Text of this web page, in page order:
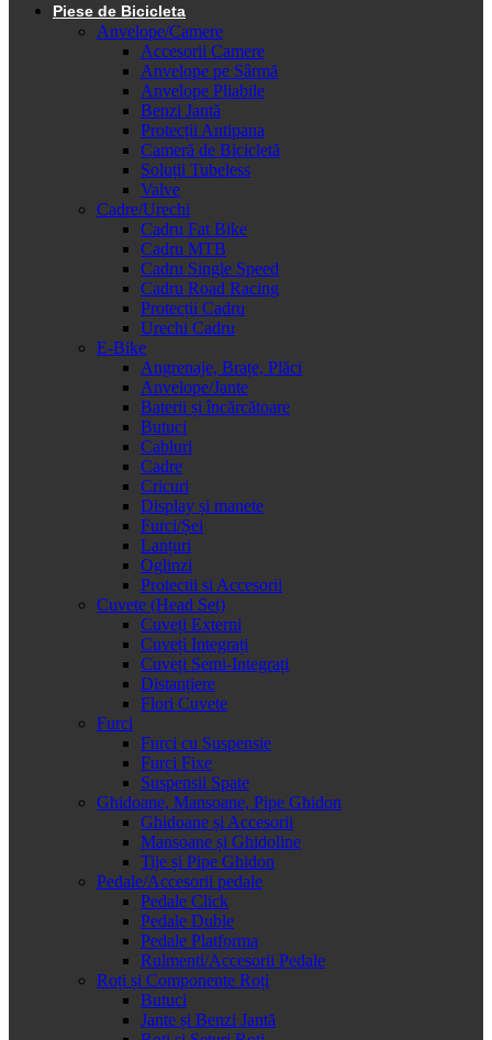
Piese de Bicicleta
Anvelope/Camere
Accesorii Camere
Anvelope pe Sârmă
Anvelope Pliabile
Benzi Jantă
Protecții Antipana
Cameră de Bicicletă
Soluții Tubeless
Valve
Cadre/Urechi
Cadru Fat Bike
Cadru MTB
Cadru Single Speed
Cadru Road Racing
Protecții Cadru
Urechi Cadru
E-Bike
Angrenaje, Brațe, Plăci
Anvelope/Jante
Baterii și încărcătoare
Butuci
Cabluri
Cadre
Cricuri
Display și manete
Furci/Șei
Lanțuri
Oglinzi
Protectii si Accesorii
Cuvete (Head Set)
Cuveți Externi
Cuveți Integrați
Cuveți Semi-Integrați
Distanțiere
Flori Cuvete
Furci
Furci cu Suspensie
Furci Fixe
Suspensii Spate
Ghidoane, Mansoane, Pipe Ghidon
Ghidoane și Accesorii
Mansoane și Ghidoline
Tije și Pipe Ghidon
Pedale/Accesorii pedale
Pedale Click
Pedale Duble
Pedale Platforma
Rulmenti/Accesorii Pedale
Roți și Componente Roți
Butuci
Jante și Benzi Jantă